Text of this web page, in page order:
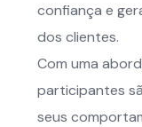
confiança e
dos clientes.
Com uma
participantes
seus